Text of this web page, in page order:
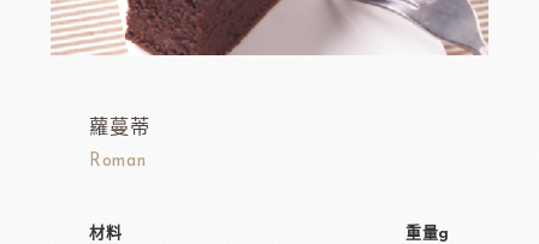
蘿蔓蒂
Roman
材料 重量g